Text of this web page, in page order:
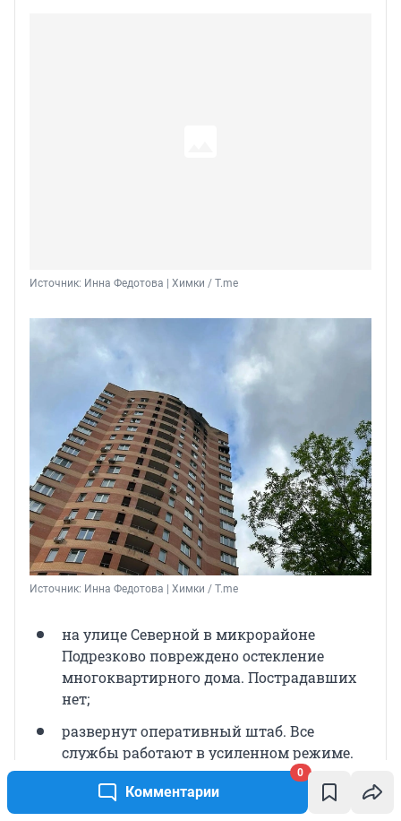
Комментарии
0
Источник: Инна Федотова | Химки / T.me
Источник: Инна Федотова | Химки / T.me
на улице Северной в микрорайоне
Подрезково повреждено остекление
многоквартирного дома. Пострадавших
нет;
развернут оперативный штаб. Все
службы работают в усиленном режиме.
— Выражаю искренние соболезнования